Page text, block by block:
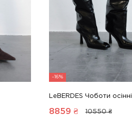
-16%
LeBERDES Чоботи осінні
8859 ₴ 10550 ₴